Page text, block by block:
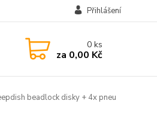
Přihlášení
0ks
za 0,00 Kč
beadlock disky + 4x pneu